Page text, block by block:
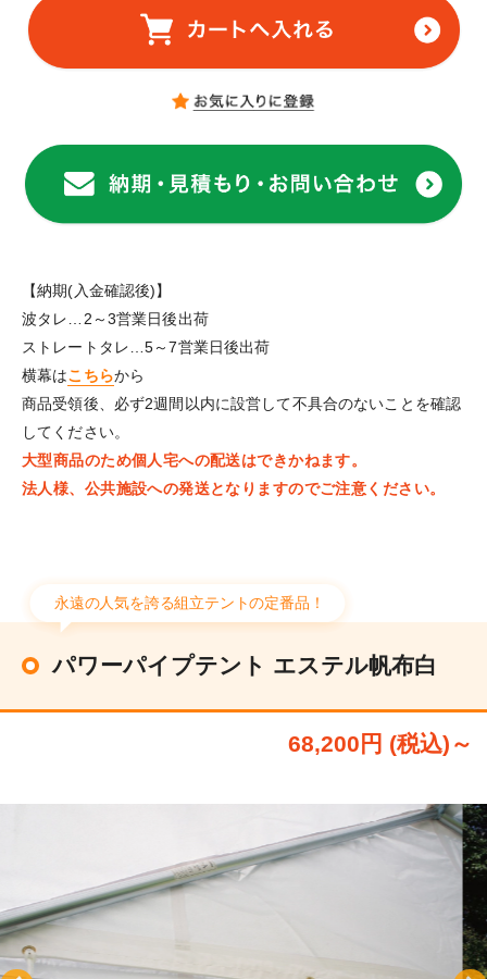
【納期(入金確認後)】
波タレ…2～3営業日後出荷
ストレートタレ…5～7営業日後出荷
横幕はこちらから
商品受領後、必ず2週間以内に設営して不具合のないことを確認
してください。
大型商品のため個人宅への配送はできかねます。
法人様、公共施設への発送となりますのでご注意ください。
永遠の人気を誇る組立テントの定番品！
パワーパイプテント エステル帆布白
68,200円 (税込)～